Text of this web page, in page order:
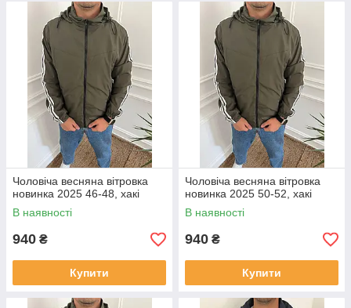
Чоловіча весняна вітровка
новинка 2025 46-48, хакі
В наявності
940 ₴
Купити
Чоловіча весняна вітровка
новинка 2025 50-52, хакі
В наявності
940 ₴
Купити